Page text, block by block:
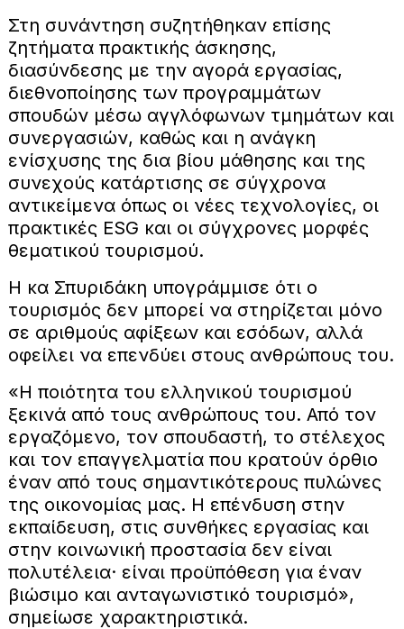
Στη συνάντηση συζητήθηκαν επίσης
ζητήματα πρακτικής άσκησης,
διασύνδεσης με την αγορά εργασίας,
διεθνοποίησης των προγραμμάτων
σπουδών μέσω αγγλόφωνων τμημάτων και
συνεργασιών, καθώς και η ανάγκη
ενίσχυσης της δια βίου μάθησης και της
συνεχούς κατάρτισης σε σύγχρονα
αντικείμενα όπως οι νέες τεχνολογίες, οι
πρακτικές ESG και οι σύγχρονες μορφές
θεματικού τουρισμού.
Η κα Σπυριδάκη υπογράμμισε ότι ο
τουρισμός δεν μπορεί να στηρίζεται μόνο
σε αριθμούς αφίξεων και εσόδων, αλλά
οφείλει να επενδύει στους ανθρώπους του.
«Η ποιότητα του ελληνικού τουρισμού
ξεκινά από τους ανθρώπους του. Από τον
εργαζόμενο, τον σπουδαστή, το στέλεχος
και τον επαγγελματία που κρατούν όρθιο
έναν από τους σημαντικότερους πυλώνες
της οικονομίας μας. Η επένδυση στην
εκπαίδευση, στις συνθήκες εργασίας και
στην κοινωνική προστασία δεν είναι
πολυτέλεια· είναι προϋπόθεση για έναν
βιώσιμο και ανταγωνιστικό τουρισμό»,
σημείωσε χαρακτηριστικά.